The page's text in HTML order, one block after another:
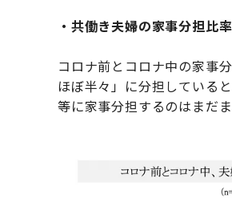
・共働き夫婦の家事分担比
コロナ前とコロナ中の家事
ほぼ半々」に分担している
等に家事分担するのはまだ